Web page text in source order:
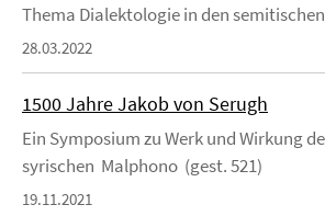
Thema Dialektologie in den
28.03.2022
1500 Jahre Jakob von Serugh
Ein Symposium zu Werk und Wirkung
syrischen Malphono (gest. 521)
19.11.2021